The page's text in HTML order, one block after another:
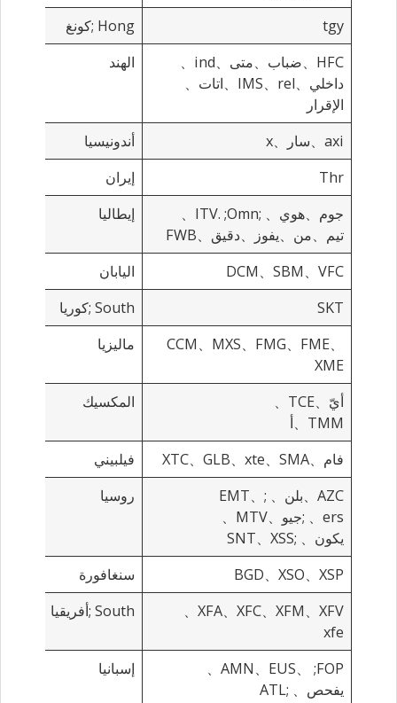
tgy
Hong ;كونغ
HFC、ضباب、متى、ind、
داخلي、IMS、rel、اتات、
الإقرار
الهند
axi、سار、x
أندونيسيا
Thr
إيران
جوم、هوي、 ;
ITV. ;Omn、
تيم、من、يفوز、دقيق、FWB
إيطاليا
DCM、SBM、VFC
اليابان
SKT
South ;كوريا
CCM、MXS、FMG、FME、
XME
ماليزيا
أيّ、TCE、
TMM、أ
المكسيك
فام、XTC、GLB、xte、SMA
فيلبيني
AZC、بلن、
;EMT、
ers、
;جيو、MTV、
يكون、 ;SNT、XSS
روسيا
BGD、XSO、XSP
سنغافورة
XFA、XFC、XFM、XFV、
xfe
South ;أفريقيا
AMN、EUS、
;FOP、
يفحص、 ;ATL
إسبانيا